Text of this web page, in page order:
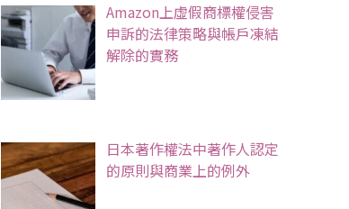
Amazon上虛假商標權侵害
申訴的法律策略與帳戶凍結
解除的實務
日本著作權法中著作人認定
的原則與商業上的例外